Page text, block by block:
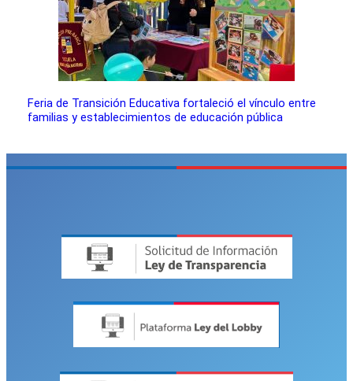
Feria de Transición Educativa fortaleció el vínculo entre
familias y establecimientos de educación pública